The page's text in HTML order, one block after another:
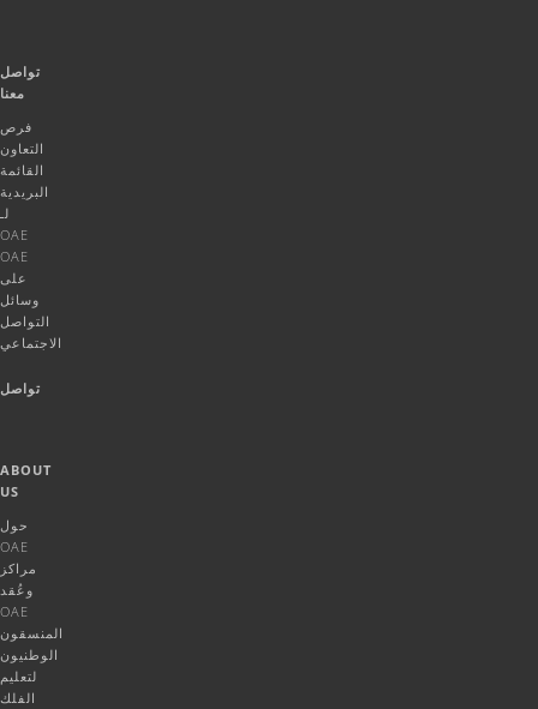
تواصل
معنا
فرص
التعاون
القائمة
البريدية
لـ
OAE
OAE
على
وسائل
التواصل
الاجتماعي
تواصل
ABOUT
US
حول
OAE
مراكز
وعُقد
OAE
المنسقون
الوطنيون
لتعليم
الفلك